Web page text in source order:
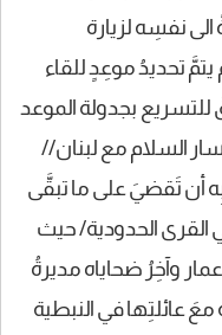
نفسِه لزيارة
تحديدُ موعِدٍ للقاء
بجدولة الموعد
السلام مع لبنان//
أن تَقضيَ على ما تبقَّى
القرى الحدودية/ حيث
وآخِرُ ضحاياه مديرةُ
عائلتِها في النبطية